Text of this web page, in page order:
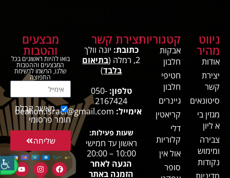
ניווט
מהיר
אודות
יצירת
קשר
סיטונאים
מגזין בי
א ליון
צבירה
ומימוש
נקודות
קטגוריות
אבקות
חלבון
חטיפי
חלבון
גיינרים
קריאטין
דלי
קלוריות
אול אין
סופר
יצירת קשר
כתובת: יונה וולך
2, רמלה (
בתיאום
בלבד)
טלפון: 050-
2167424
אימייל: bealion.israel@gmail.com
שעות פעילות:
ראשון עד חמישי
10:00 – 20:00
הגעה לאחר
הזמנה באתר
מבצעים
והטבות
בואו להיות ראשונים בכל
המבצעים וההטבות
שלנו, הרשמו לרשימת
התפוצה
מאשר קבלת
חומר פרסומי
שליחה